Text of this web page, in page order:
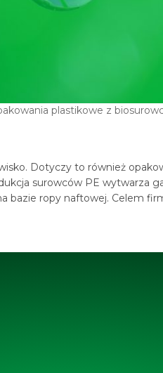
plastikowe z
Dotyczy to również
surowców PE wytwarza
ropy naftowej. Celem